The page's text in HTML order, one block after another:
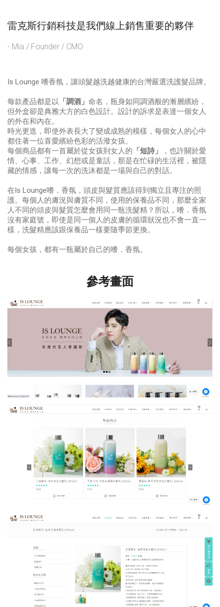
雷克斯行銷科技是我們線上銷售重要的夥伴
- Mia / Founder / CMO
Is Lounge 嗜香氛，讓頭髮越洗越健康的台灣嚴選洗護髮品牌。
每款產品都是以 「調酒」 命名，瓶身如同調酒般的漸層繽紛，
但外盒卻是典雅大方的白色設計。設計的訴求是表達一個女人
的外在和內在。
時光更迭，即使外表長大了變成成熟的模樣，每個女人的心中
都住著一位喜愛繽紛色彩的活潑女孩。
每個商品都有一首屬於從女孩到女人的 「短詩」
，也許關於愛
情、心事、工作、幻想或是童話，那是在忙碌的生活裡，被隱
藏的情感，讓每一次的洗沐都是一場與自己的對話。
在Is Lounge嗜．香氛，頭皮與髮質應該得到獨立且專注的照
護。每個人的膚況與膚質不同，使用的保養品不同，那麼全家
人不同的頭皮與髮質怎麼會用同一瓶洗髮精？所以，嗜．香氛
沒有家庭號，即使是同一個人的皮膚的循環狀況也不會一直一
樣，洗髮精應該跟保養品一樣要隨季節更換。
每個女孩，都有一瓶屬於自己的嗜．香氛。
參考畫面